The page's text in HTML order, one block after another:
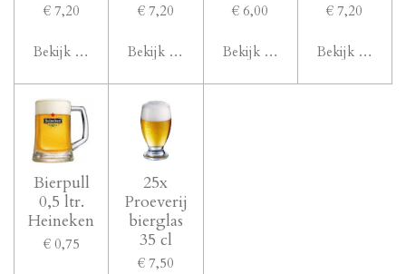
€ 7,20
Bekijk details
€ 7,20
Bekijk details
€ 6,00
Bekijk details
€ 7,20
Bekijk details
Bierpull
0,5 ltr.
Heineken
€ 0,75
25x
Proeverij
bierglas
35 cl
€ 7,50